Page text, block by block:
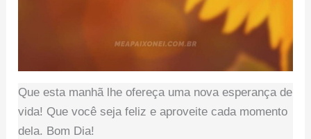
Que esta manhã lhe ofereça uma nova esperança de
vida! Que você seja feliz e aproveite cada momento
dela. Bom Dia!